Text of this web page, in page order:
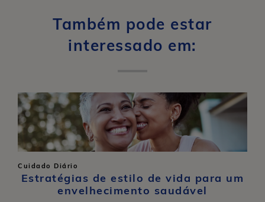
Também pode estar
interessado em:
Cuidado Diário
Estratégias de estilo de vida para um
envelhecimento saudável